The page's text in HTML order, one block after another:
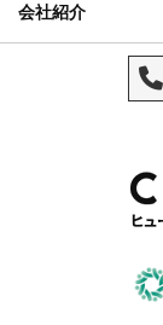
会社紹介